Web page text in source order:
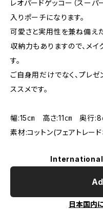
レオパードゲッコー（スーパ
入りポーチになります。
可愛さと実用性を兼ね備え
収納力もありますので、メ
す。
ご自身用だけでなく、プレ
ススメです。
幅:15㎝ 高さ:11㎝ 奥行:8
素材:コットン(フェアトレー
日本国内